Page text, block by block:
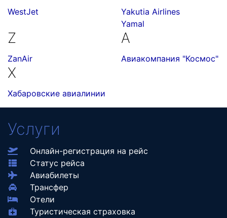
WestJet
Yakutia Airlines
Yamal
Z
ZanAir
А
Авиакомпания "Космос"
Х
Хабаровские авиалинии
Услуги
Онлайн-регистрация на рейс
Статус рейса
Авиабилеты
Трансфер
Отели
Туристическая страховка